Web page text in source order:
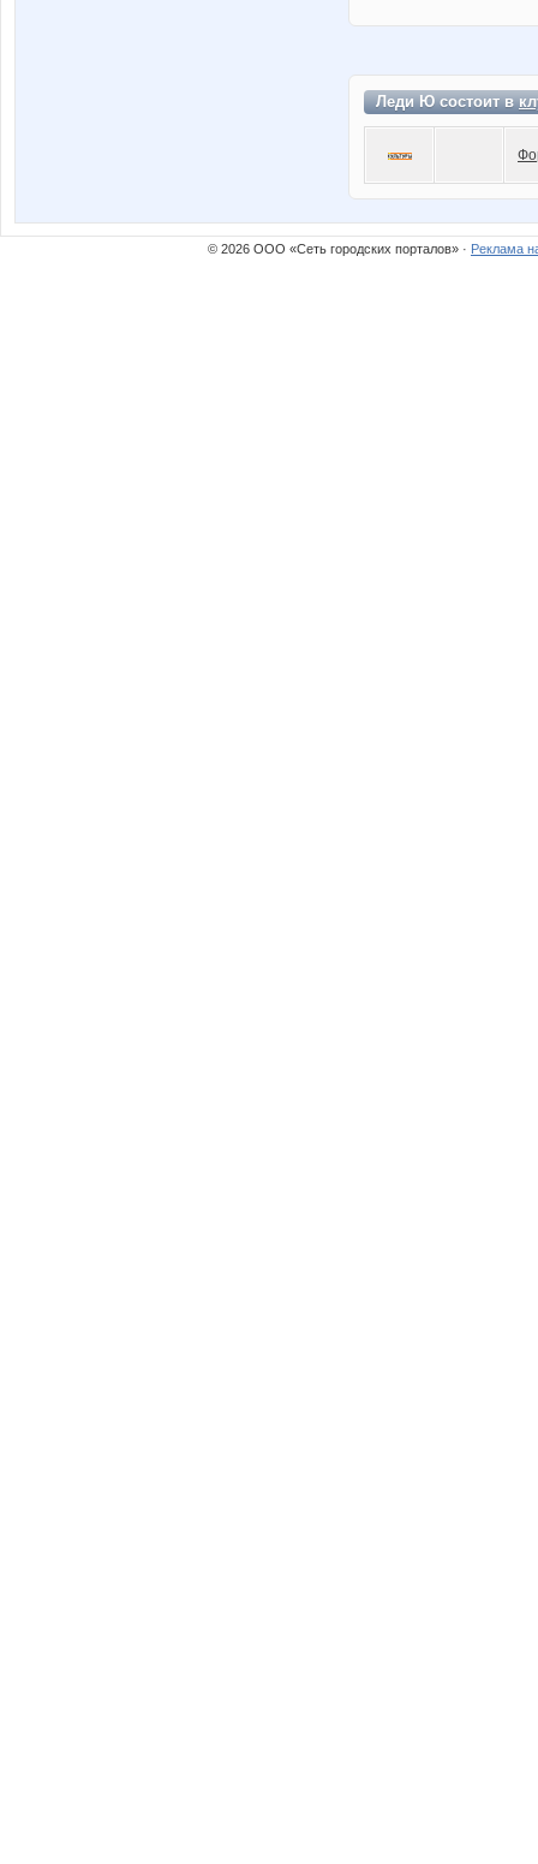
Леди Ю состоит в
© 2026 ООО «Сеть городских порталов» · Реклама